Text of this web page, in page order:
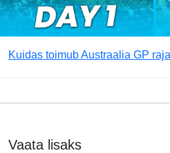
Kuidas toimub Austraalia GP
Vaata lisaks